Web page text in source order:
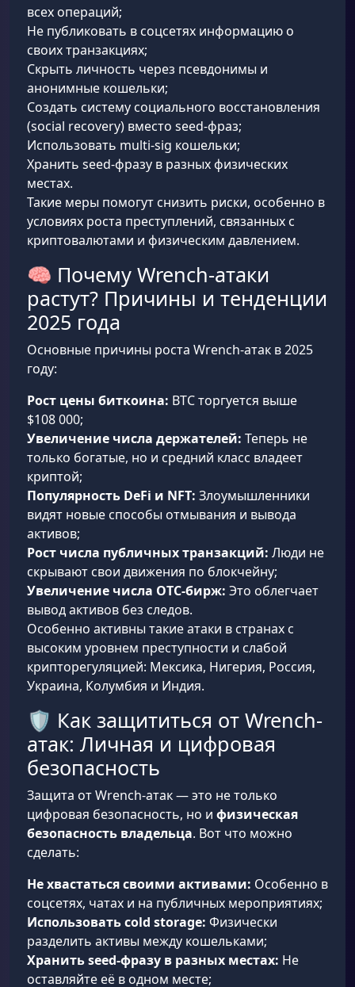
всех операций;
Не публиковать в соцсетях информацию о
своих транзакциях;
Скрыть личность через псевдонимы и
анонимные кошельки;
Создать систему социального восстановления
(social recovery) вместо seed-фраз;
Использовать multi-sig кошельки;
Хранить seed-фразу в разных физических
местах.
Такие меры помогут снизить риски, особенно в
условиях роста преступлений, связанных с
криптовалютами и физическим давлением.
🧠 Почему Wrench-атаки
растут? Причины и тенденции
2025 года
Основные причины роста Wrench-атак в 2025
году:
Рост цены биткоина: BTC торгуется выше
$108 000;
Увеличение числа держателей: Теперь не
только богатые, но и средний класс владеет
криптой;
Популярность DeFi и NFT: Злоумышленники
видят новые способы отмывания и вывода
активов;
Рост числа публичных транзакций: Люди не
скрывают свои движения по блокчейну;
Увеличение числа OTC-бирж: Это облегчает
вывод активов без следов.
Особенно активны такие атаки в странах с
высоким уровнем преступности и слабой
крипторегуляцией: Мексика, Нигерия, Россия,
Украина, Колумбия и Индия.
🛡️ Как защититься от Wrench-
атак: Личная и цифровая
безопасность
Защита от Wrench-атак — это не только
цифровая безопасность, но и физическая
безопасность владельца. Вот что можно
сделать:
Не хвастаться своими активами: Особенно в
соцсетях, чатах и на публичных мероприятиях;
Использовать cold storage: Физически
разделить активы между кошельками;
Хранить seed-фразу в разных местах: Не
оставляйте её в одном месте;